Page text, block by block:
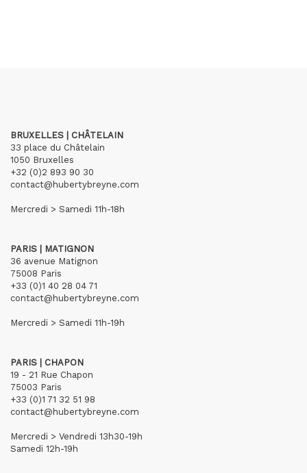
BRUXELLES | CHÂTELAIN
33 place du Châtelain
1050 Bruxelles
+32 (0)2 893 90 30
contact@hubertybreyne.com
Mercredi > Samedi 11h-18h
PARIS | MATIGNON
36 avenue Matignon
75008 Paris
+33 (0)1 40 28 04 71
contact@hubertybreyne.com
Mercredi > Samedi 11h-19h
PARIS | CHAPON
19 - 21 Rue Chapon
75003 Paris
+33 (0)1 71 32 51 98
contact@hubertybreyne.com
Mercredi > Vendredi 13h30-19h
Samedi 12h-19h